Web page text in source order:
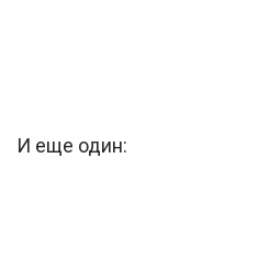
И еще один: